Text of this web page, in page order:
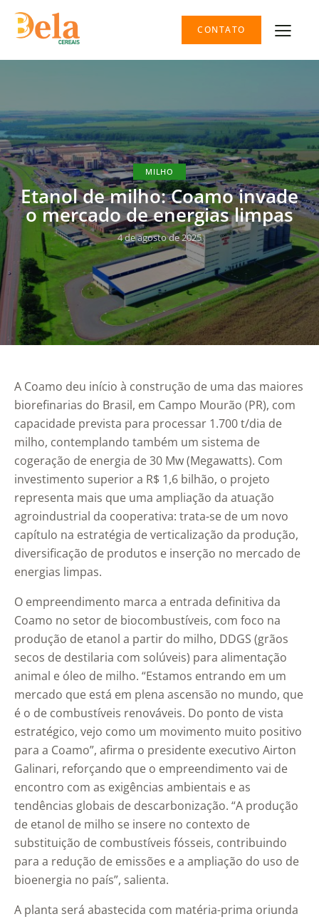
CONTATO
MILHO
Etanol de milho: Coamo invade
o mercado de energias limpas
4 de agosto de 2025
A Coamo deu início à construção de uma das maiores
biorefinarias do Brasil, em Campo Mourão (PR), com
capacidade prevista para processar 1.700 t/dia de
milho, contemplando também um sistema de
cogeração de energia de 30 Mw (Megawatts). Com
investimento superior a R$ 1,6 bilhão, o projeto
representa mais que uma ampliação da atuação
agroindustrial da cooperativa: trata-se de um novo
capítulo na estratégia de verticalização da produção,
diversificação de produtos e inserção no mercado de
energias limpas.
O empreendimento marca a entrada definitiva da
Coamo no setor de biocombustíveis, com foco na
produção de etanol a partir do milho, DDGS (grãos
secos de destilaria com solúveis) para alimentação
animal e óleo de milho. “Estamos entrando em um
mercado que está em plena ascensão no mundo, que
é o de combustíveis renováveis. Do ponto de vista
estratégico, vejo como um movimento muito positivo
para a Coamo”, afirma o presidente executivo Airton
Galinari, reforçando que o empreendimento vai de
encontro com as exigências ambientais e as
tendências globais de descarbonização. “A produção
de etanol de milho se insere no contexto de
substituição de combustíveis fósseis, contribuindo
para a redução de emissões e a ampliação do uso de
bioenergia no país”, salienta.
A planta será abastecida com matéria-prima oriunda